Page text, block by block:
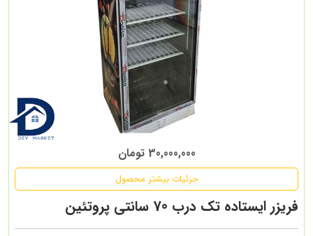
30,000,000 تومان
جزئیات بیشتر محصول
فریزر ایستاده تک درب 70 سانتی پروتئین